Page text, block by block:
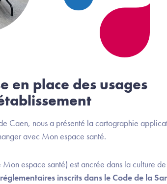
en place des usages
Caen, nous a présenté la cartographie
avec Mon espace santé.
espace santé) est ancrée dans la culture de
inscrits dans le Code de la